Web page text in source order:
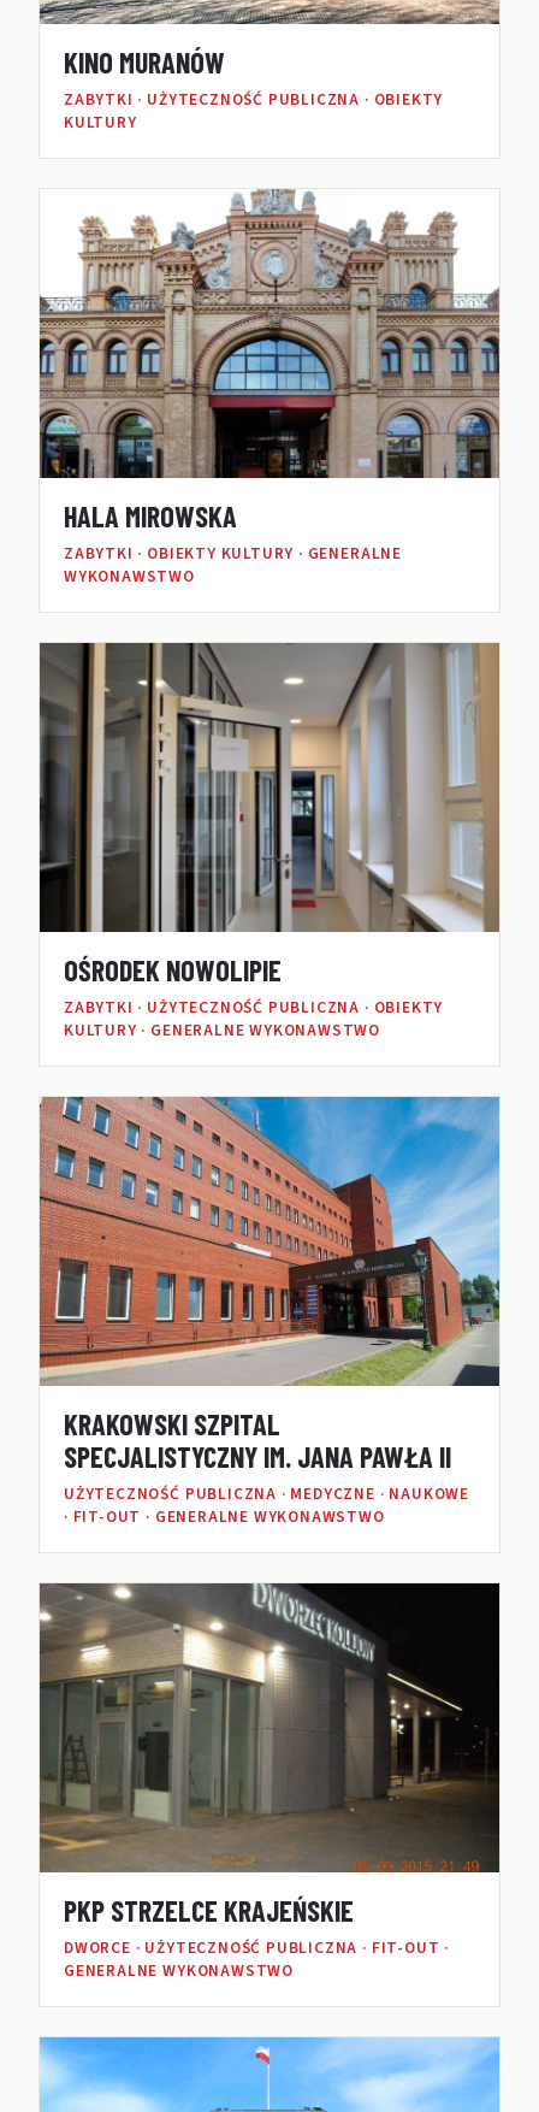
KINO MURANÓW
ZABYTKI · UŻYTECZNOŚĆ PUBLICZNA · OBIEKTY
KULTURY
HALA MIROWSKA
ZABYTKI · OBIEKTY KULTURY · GENERALNE
WYKONAWSTWO
OŚRODEK NOWOLIPIE
ZABYTKI · UŻYTECZNOŚĆ PUBLICZNA · OBIEKTY
KULTURY · GENERALNE WYKONAWSTWO
KRAKOWSKI SZPITAL
SPECJALISTYCZNY IM. JANA PAWŁA II
UŻYTECZNOŚĆ PUBLICZNA · MEDYCZNE · NAUKOWE
· FIT-OUT · GENERALNE WYKONAWSTWO
PKP STRZELCE KRAJEŃSKIE
DWORCE · UŻYTECZNOŚĆ PUBLICZNA · FIT-OUT ·
GENERALNE WYKONAWSTWO